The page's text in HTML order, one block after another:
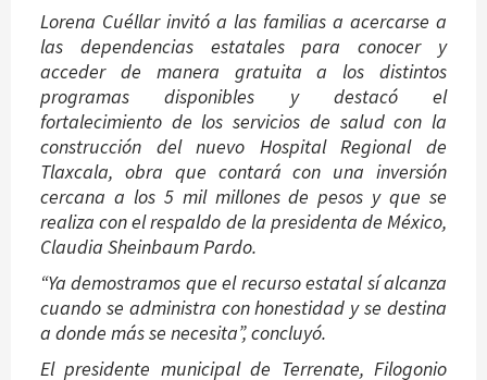
Lorena Cuéllar invitó a las familias a acercarse a
las dependencias estatales para conocer y
acceder de manera gratuita a los distintos
programas disponibles y destacó el
fortalecimiento de los servicios de salud con la
construcción del nuevo Hospital Regional de
Tlaxcala, obra que contará con una inversión
cercana a los 5 mil millones de pesos y que se
realiza con el respaldo de la presidenta de México,
Claudia Sheinbaum Pardo.
“Ya demostramos que el recurso estatal sí alcanza
cuando se administra con honestidad y se destina
a donde más se necesita”, concluyó.
El presidente municipal de Terrenate, Filogonio